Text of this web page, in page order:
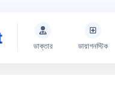
ডাক্তার ডায়াগনস্টিক